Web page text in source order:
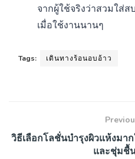
จากผู้ใช้จริงว่าสวมใส่
เมื่อใช้งานนานๆ
Tags: เดินทางร้อนอบอ้าว
วิธีเลือกโลชั่นบำรุงผิวแห้งมา
และชุ่มชื้